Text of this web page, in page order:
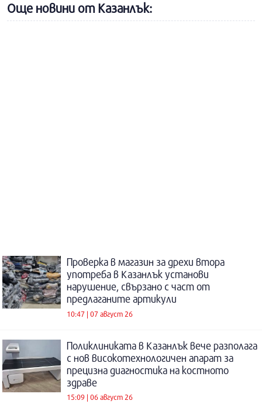
Още новини от Казанлък:
Проверка в магазин за дрехи втора
употреба в Казанлък установи
нарушение, свързано с част от
предлаганите артикули
10:47 | 07 август 26
Поликлиниката в Казанлък вече разполага
с нов високотехнологичен апарат за
прецизна диагностика на костното
здраве
15:09 | 06 август 26